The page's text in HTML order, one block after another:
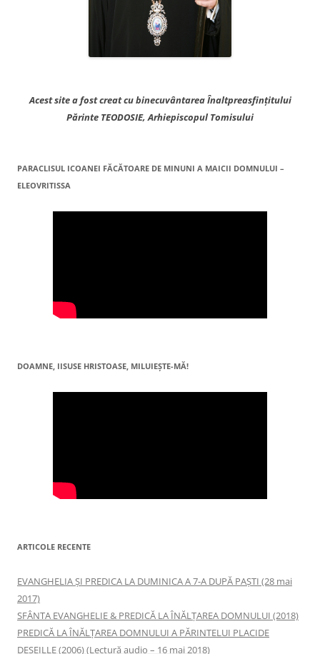
Acest site a fost creat cu binecuvântarea Înaltpreasfințitului
Părinte TEODOSIE, Arhiepiscopul Tomisului
PARACLISUL ICOANEI FĂCĂTOARE DE MINUNI A MAICII DOMNULUI –
ELEOVRITISSA
DOAMNE, IISUSE HRISTOASE, MILUIEŞTE-MĂ!
ARTICOLE RECENTE
EVANGHELIA ȘI PREDICA LA DUMINICA A 7-A DUPĂ PAȘTI (28 mai
2017)
SFÂNTA EVANGHELIE & PREDICĂ LA ÎNĂLŢAREA DOMNULUI (2018)
PREDICĂ LA ÎNĂLŢAREA DOMNULUI A PĂRINTELUI PLACIDE
DESEILLE (2006) (Lectură audio – 16 mai 2018)